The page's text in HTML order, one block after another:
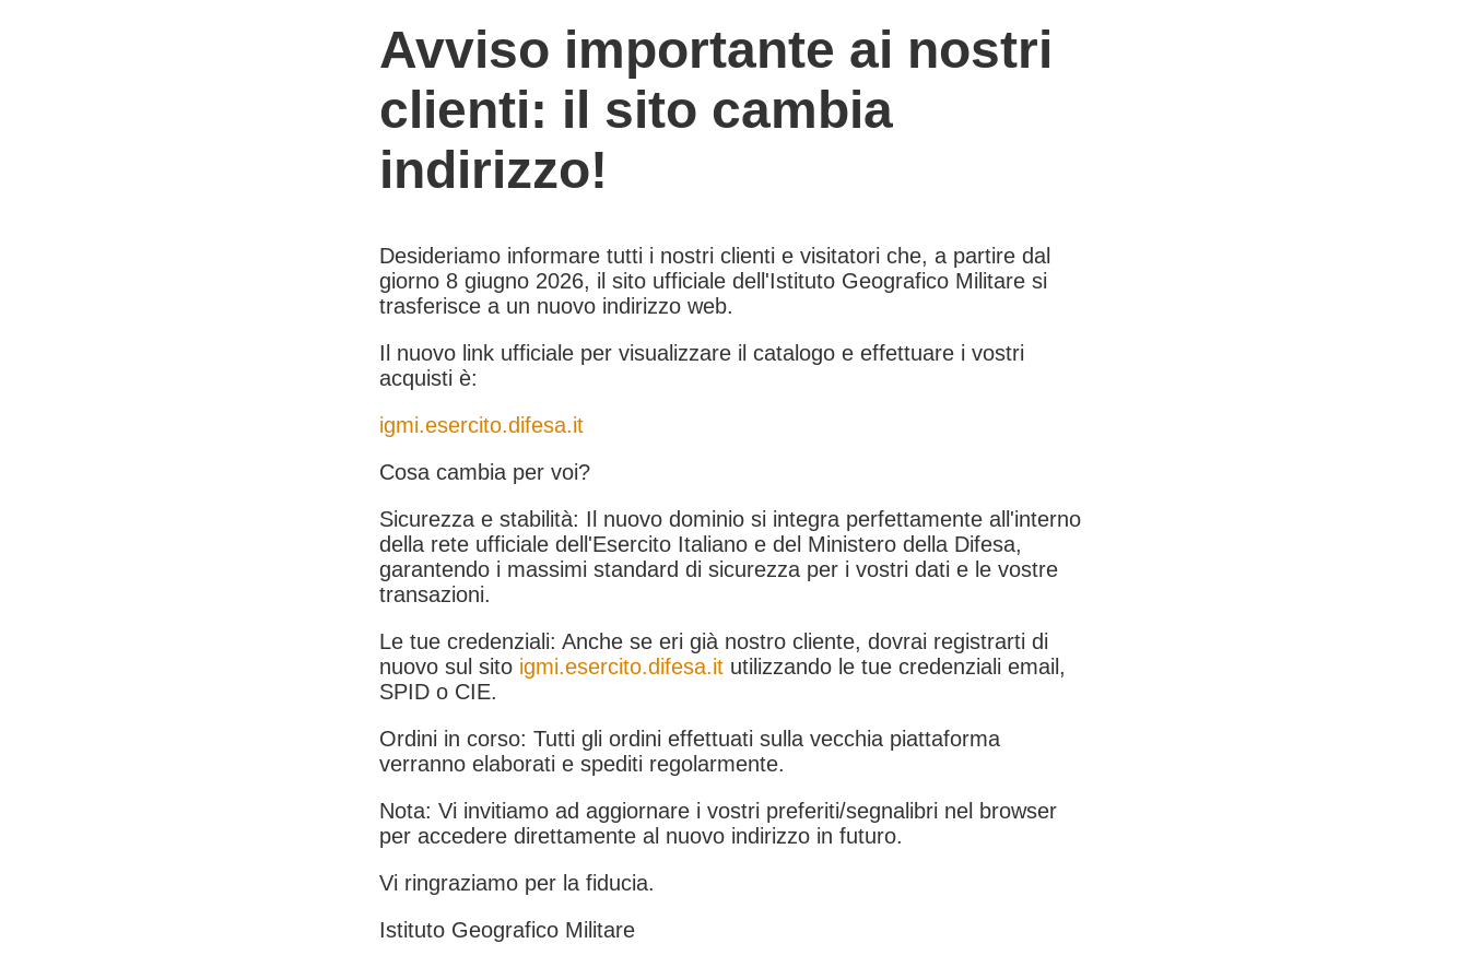
Avviso importante ai nostri
clienti: il sito cambia
indirizzo!
Desideriamo informare tutti i nostri clienti e visitatori che, a partire dal
giorno 8 giugno 2026, il sito ufficiale dell'Istituto Geografico Militare si
trasferisce a un nuovo indirizzo web.
Il nuovo link ufficiale per visualizzare il catalogo e effettuare i vostri
acquisti è:
igmi.esercito.difesa.it
Cosa cambia per voi?
Sicurezza e stabilità: Il nuovo dominio si integra perfettamente all'interno
della rete ufficiale dell'Esercito Italiano e del Ministero della Difesa,
garantendo i massimi standard di sicurezza per i vostri dati e le vostre
transazioni.
Le tue credenziali: Anche se eri già nostro cliente, dovrai registrarti di
nuovo sul sito igmi.esercito.difesa.it utilizzando le tue credenziali email,
SPID o CIE.
Ordini in corso: Tutti gli ordini effettuati sulla vecchia piattaforma
verranno elaborati e spediti regolarmente.
Nota: Vi invitiamo ad aggiornare i vostri preferiti/segnalibri nel browser
per accedere direttamente al nuovo indirizzo in futuro.
Vi ringraziamo per la fiducia.
Istituto Geografico Militare